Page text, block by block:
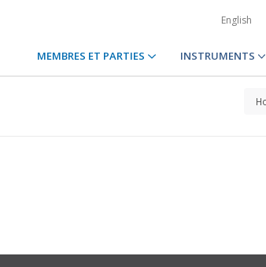
English
MEMBRES ET PARTIES INSTRUMENTS